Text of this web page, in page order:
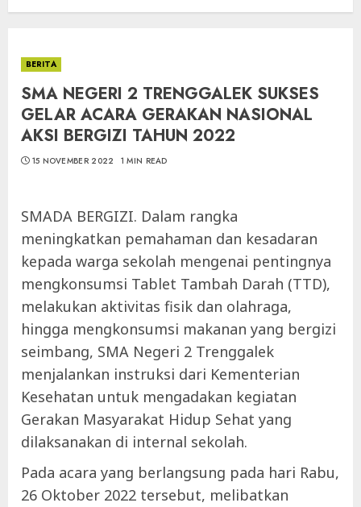
BERITA
SMA NEGERI 2 TRENGGALEK SUKSES
GELAR ACARA GERAKAN NASIONAL
AKSI BERGIZI TAHUN 2022
15 NOVEMBER 2022 1 MIN READ
SMADA BERGIZI. Dalam rangka
meningkatkan pemahaman dan kesadaran
kepada warga sekolah mengenai pentingnya
mengkonsumsi Tablet Tambah Darah (TTD),
melakukan aktivitas fisik dan olahraga,
hingga mengkonsumsi makanan yang bergizi
seimbang, SMA Negeri 2 Trenggalek
menjalankan instruksi dari Kementerian
Kesehatan untuk mengadakan kegiatan
Gerakan Masyarakat Hidup Sehat yang
dilaksanakan di internal sekolah.
Pada acara yang berlangsung pada hari Rabu,
26 Oktober 2022 tersebut, melibatkan